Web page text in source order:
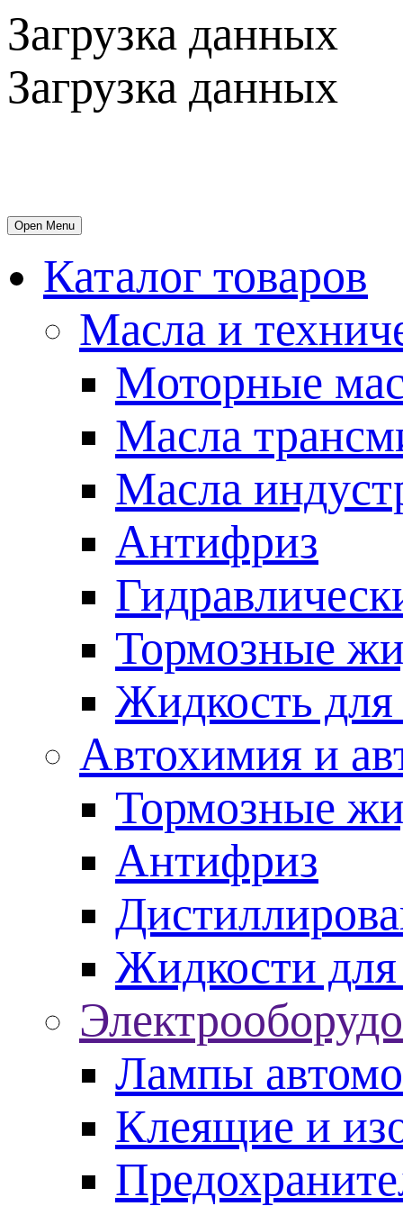
Загрузка данных
Загрузка данных
Open Menu
Каталог товаров
Масла и
Mоторные
Масла
Масла
Антифриз
Тормозные
Жидкость
Автохимия и
Тормозные
Антифриз
Жидкости для
Лампы
Клеящие и